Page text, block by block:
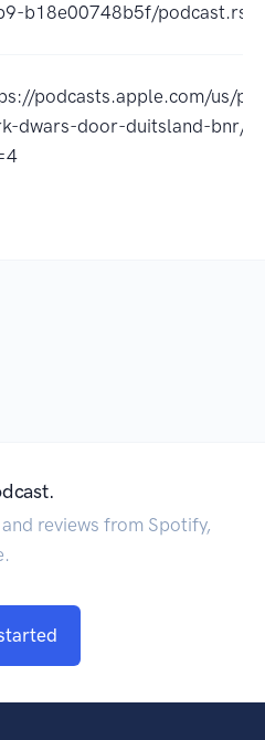
b18e00748b5f/podcast.rss
podcasts.apple.com/us/
dwars-door-duitsland-bnr/
reviews from Spotify,